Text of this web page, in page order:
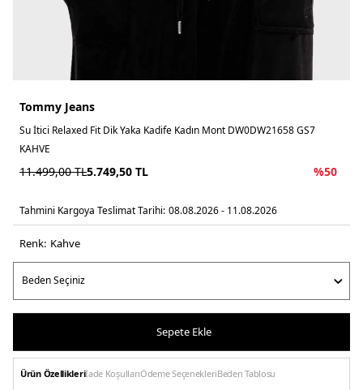
Tommy Jeans
Su İtici Relaxed Fit Dik Yaka Kadife Kadın Mont DW0DW21658 GS7
KAHVE
11.499,00TL5.749,50 TL %50
Tahmini Kargoya Teslimat Tarihi: 08.08.2026 - 11.08.2026
Renk: kahve
Sepete Ekle
Ürün Özellikleriİade KoşullarıÖdeme SeçenekleriBeden Tablosu